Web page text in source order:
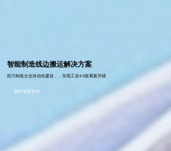
智能制造线边搬运解决方案
助力制造企业自动化建设，，实现工业4.0发展新升级
预约专家咨询